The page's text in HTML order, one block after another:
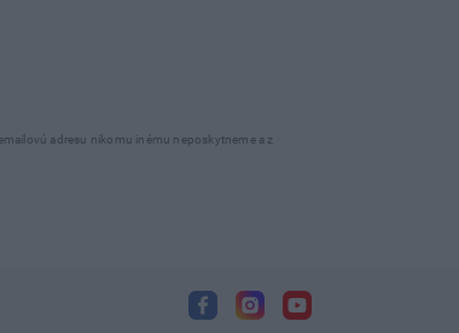
adresu nikomu inému neposkytneme a z